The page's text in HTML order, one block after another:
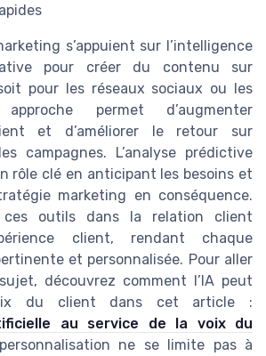
s’appuient sur l’intelligence
pour créer du contenu sur
pour les réseaux sociaux ou les
permet d’augmenter
et d’améliorer le retour sur
campagnes. L’analyse prédictive
rôle clé en anticipant les besoins et
marketing en conséquence.
ces outils dans la relation client
client, rendant chaque
et personnalisée. Pour aller
découvrez comment l’IA peut
du client dans cet article :
au service de la voix du
ne se limite pas à